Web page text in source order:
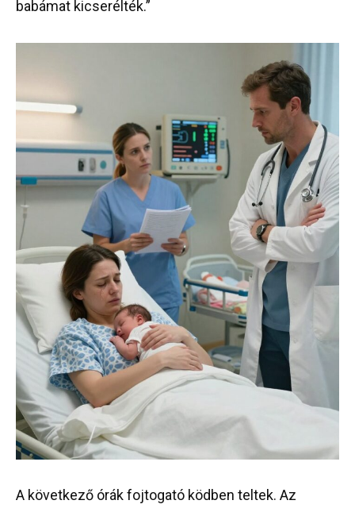
babámat kicserélték.”
A következő órák fojtogató ködben teltek. Az